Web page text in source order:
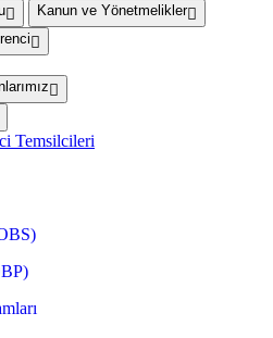
Kanun ve Yönetmelikler
Temsilcileri